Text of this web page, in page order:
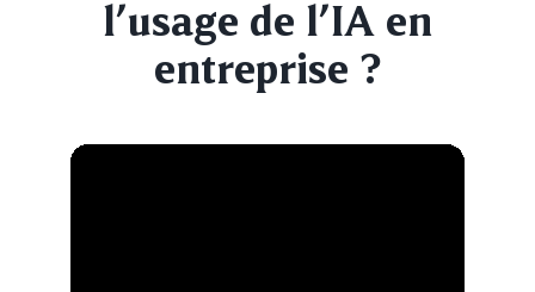
l’usage de l’IA en
entreprise ?